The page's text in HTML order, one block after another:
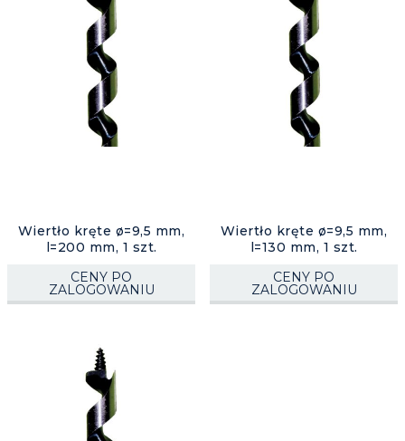
Wiertło kręte ø=9,5 mm,
l=200 mm, 1 szt.
CENY PO
ZALOGOWANIU
Wiertło kręte ø=9,5 mm,
l=130 mm, 1 szt.
CENY PO
ZALOGOWANIU